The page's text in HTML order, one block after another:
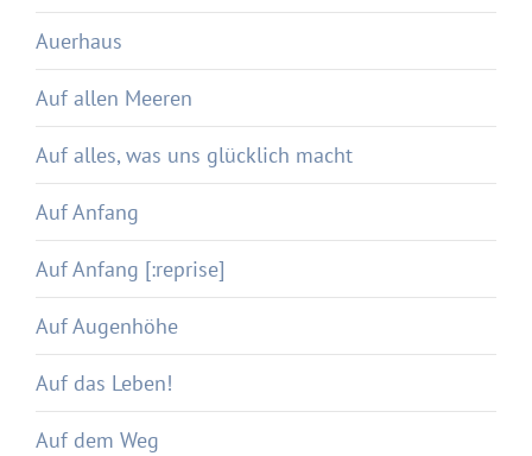
Auerhaus
Auf allen Meeren
Auf alles, was uns glücklich macht
Auf Anfang
Auf Anfang [:reprise]
Auf Augenhöhe
Auf das Leben!
Auf dem Weg